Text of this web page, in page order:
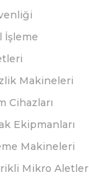
İşleme
Makineleri
Cihazları
Ekipmanları
Makineleri
Mikro Aletler